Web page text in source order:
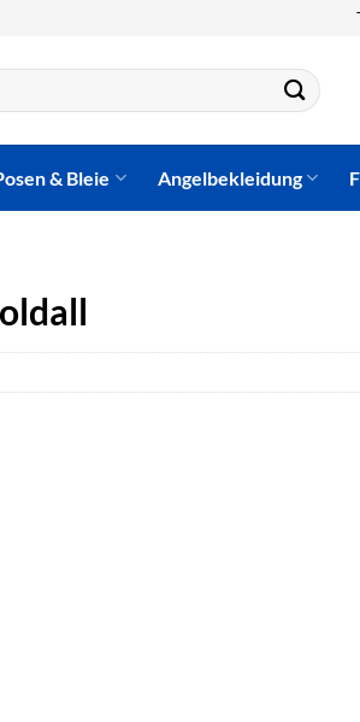
& Bleie Angelbekleidung